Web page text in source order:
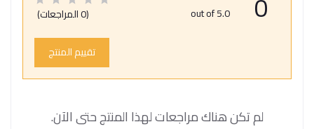
out of 5.0 (0 المراجعات)
تقييم المنتج
لم تكن هناك مراجعات لهذا المنتج حتى الآن.